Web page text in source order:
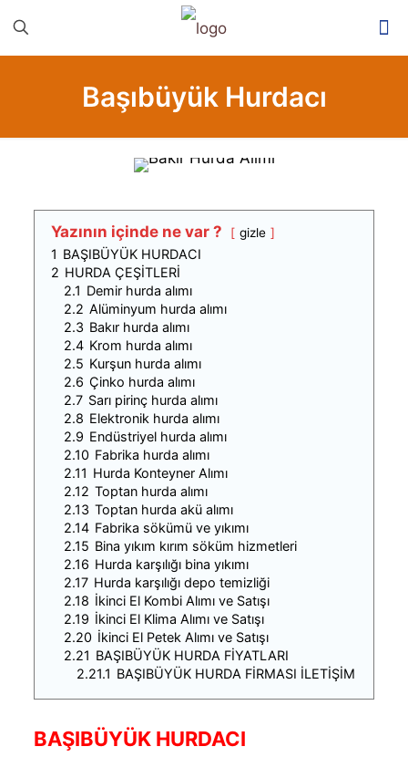
Başıbüyük Hurdacı
Yazının içinde ne var ? gizle
1 BAŞIBÜYÜK HURDACI
2 HURDA ÇEŞİTLERİ
2.1 Demir hurda alımı
2.2 Alüminyum hurda alımı
2.3 Bakır hurda alımı
2.4 Krom hurda alımı
2.5 Kurşun hurda alımı
2.6 Çinko hurda alımı
2.7 Sarı pirinç hurda alımı
2.8 Elektronik hurda alımı
2.9 Endüstriyel hurda alımı
2.10 Fabrika hurda alımı
2.11 Hurda Konteyner Alımı
2.12 Toptan hurda alımı
2.13 Toptan hurda akü alımı
2.14 Fabrika sökümü ve yıkımı
2.15 Bina yıkım kırım söküm hizmetleri
2.16 Hurda karşılığı bina yıkımı
2.17 Hurda karşılığı depo temizliği
2.18 İkinci El Kombi Alımı ve Satışı
2.19 İkinci El Klima Alımı ve Satışı
2.20 İkinci El Petek Alımı ve Satışı
2.21 BAŞIBÜYÜK HURDA FİYATLARI
2.21.1 BAŞIBÜYÜK HURDA FİRMASI İLETİŞİM
BAŞIBÜYÜK HURDACI